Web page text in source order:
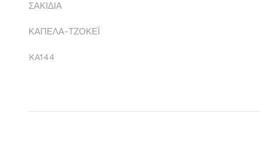
ΣΑΚΙΔΙΑ
ΚΑΠΕΛΑ-ΤΖΟΚΕΪ
KA144